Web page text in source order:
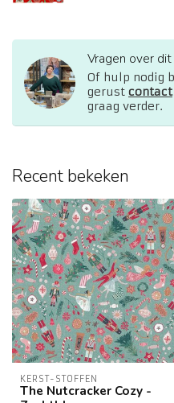
Vragen over
Of hulp nodig
gerust contact
graag verder.
Recent bekeken
KERST-STOFFEN
The Nutcracker Cozy -